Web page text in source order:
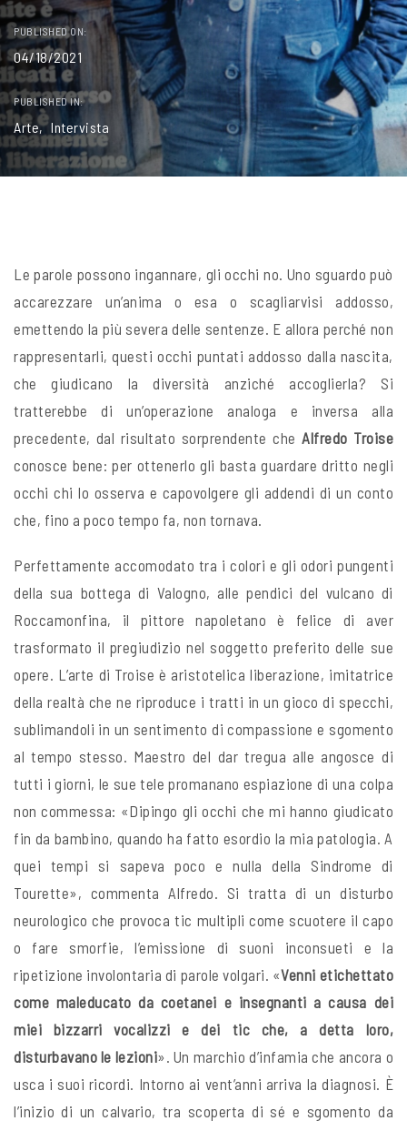
PUBLISHED ON:
04/18/2021
PUBLISHED IN:
Arte Intervista
Le parole possono ingannare, gli occhi no. Uno sguardo può
accarezzare un’anima o esa o scagliarvisi addosso,
emettendo la più severa delle sentenze. E allora perché non
rappresentarli, questi occhi puntati addosso dalla nascita,
che giudicano la diversità anziché accoglierla? Si
tratterebbe di un’operazione analoga e inversa alla
precedente, dal risultato sorprendente cheAlfredo Troise
conosce bene: per ottenerlo gli basta guardare dritto negli
occhi chi lo osserva e capovolgere gli addendi di un conto
che, fino a poco tempo fa, non tornava.
Perfettamente accomodato tra i colori e gli odori pungenti
della sua bottega di Valogno, alle pendici del vulcano di
Roccamonfina, il pittore napoletano è felice di aver
trasformato il pregiudizio nel soggetto preferito delle sue
opere. L’arte di Troise è aristotelica liberazione, imitatrice
della realtà che ne riproduce i tratti in un gioco di specchi,
sublimandoli in un sentimento di compassione e sgomento
al tempo stesso. Maestro del dar tregua alle angosce di
tutti i giorni, le sue tele promanano espiazione di una colpa
non commessa: «Dipingo gli occhi che mi hanno giudicato
fin da bambino, quando ha fatto esordio la mia patologia. A
quei tempi si sapeva poco e nulla della Sindrome di
Tourette», commenta Alfredo. Si tratta di un disturbo
neurologico che provoca tic multipli come scuotere il capo
o fare smorfie, l’emissione di suoni inconsueti e la
ripetizione involontaria di parole volgari. «Venni etichettato
come maleducato da coetanei e insegnanti a causa dei
miei bizzarri vocalizzi e dei tic che, a detta loro,
disturbavano le lezioni». Un marchio d’infamia che ancora o
usca i suoi ricordi. Intorno ai vent’anni arriva la diagnosi. È
l’inizio di un calvario, tra scoperta di sé e sgomento da